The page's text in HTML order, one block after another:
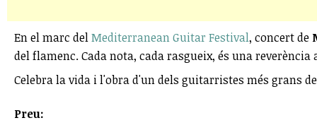
En el marc delMediterranean Guitar Festival, concert de
del flamenc. Cada nota, cada rasgueix, és una
Celebra la vida i l'obra d'un dels guitarristes més grans
Preu: